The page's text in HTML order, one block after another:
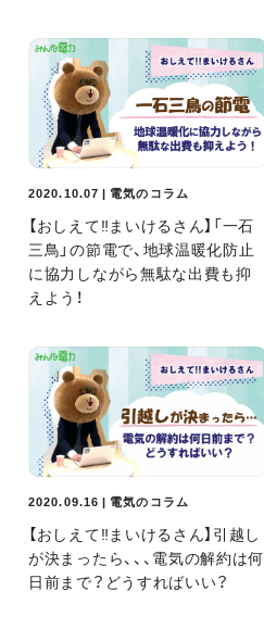
2020.10.07 | 電気のコラム
【おしえて‼まいけるさん】「一石
三鳥」の節電で、地球温暖化防止
に協力しながら無駄な出費も抑
えよう！
2020.09.16 | 電気のコラム
【おしえて‼まいけるさん】引越し
が決まったら、、、電気の解約は何
日前まで？どうすればいい？